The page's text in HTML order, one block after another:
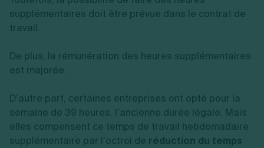
supplémentaires doit être prévue dans le contrat de
travail.
De plus, la rémunération des heures supplémentaires
est majorée.
D’autre part, certaines entreprises ont opté pour la
semaine de 39 heures, l’ancienne durée légale. Mais
elles compensent ce temps de travail hebdomadaire
supplémentaire par l’octroi de réduction du temps